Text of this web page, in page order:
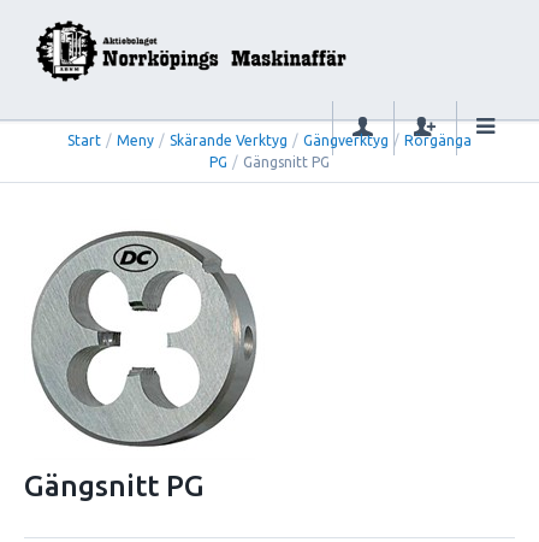
Start / Meny / Skärande Verktyg / Gängverktyg / Rörgänga
PG / Gängsnitt PG
Gängsnitt PG